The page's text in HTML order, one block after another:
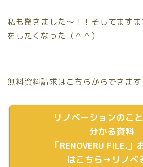
私も驚きました〜！！そしてます
をしたくなった（＾＾）
無料資料請求はこちらからできま
リノベーションのこ
分かる資料
「RENOVERU FILE.」
はこちら→リノべ